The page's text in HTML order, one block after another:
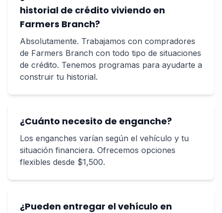
historial de crédito viviendo en
Farmers Branch?
Absolutamente. Trabajamos con compradores
de Farmers Branch con todo tipo de situaciones
de crédito. Tenemos programas para ayudarte a
construir tu historial.
¿Cuánto necesito de enganche?
Los enganches varían según el vehículo y tu
situación financiera. Ofrecemos opciones
flexibles desde $1,500.
¿Pueden entregar el vehículo en